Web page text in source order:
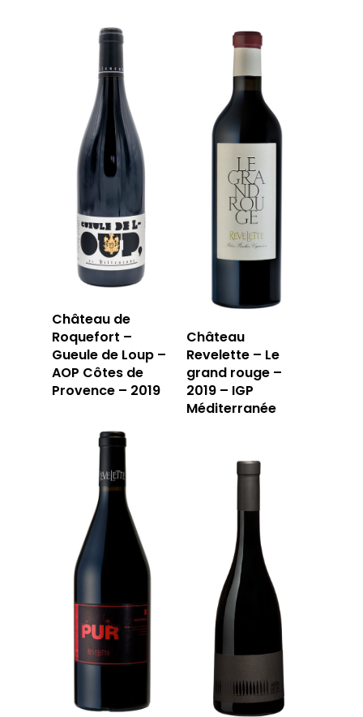
Château de
Roquefort –
Gueule de Loup –
AOP Côtes de
Provence – 2019
Château
Revelette – Le
grand rouge –
2019 – IGP
Méditerranée
LA CAVE
APERÇU DE NOTRE
LA TOURNÉE DU
LA TABLE
LA CARTE DU
JOUR
RÉSERVER
59 rue Grignan
13006 Marseille